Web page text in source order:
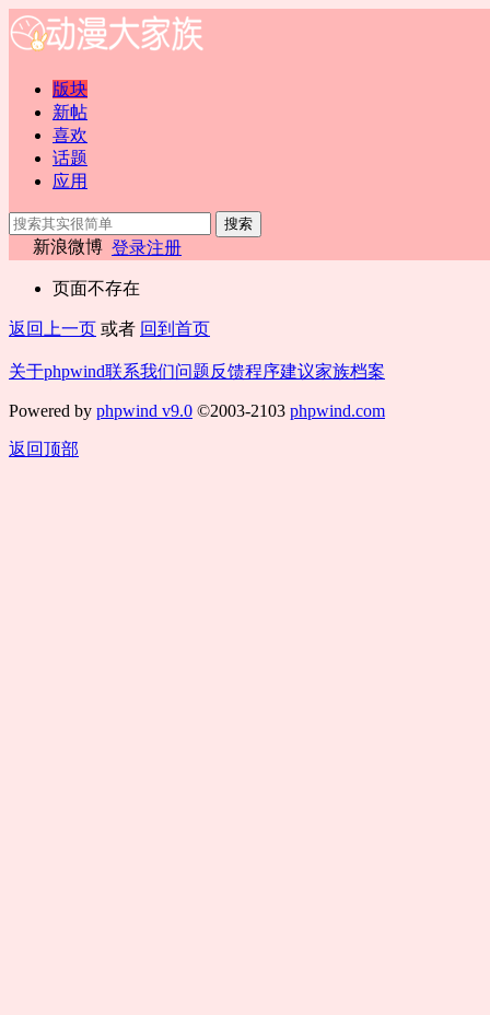
版块
新帖
喜欢
话题
应用
搜索
新浪微博 登录注册
页面不存在
返回上一页 或者 回到首页
关于phpwind联系我们问题反馈程序建议家族档案
Powered by phpwind v9.0 ©2003-2103 phpwind.com
返回顶部